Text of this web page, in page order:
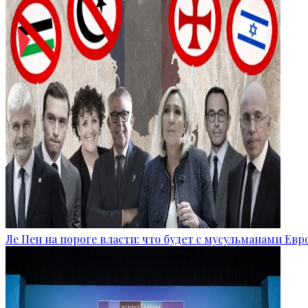
Ле Пен на пороге власти: что будет с мусульманами